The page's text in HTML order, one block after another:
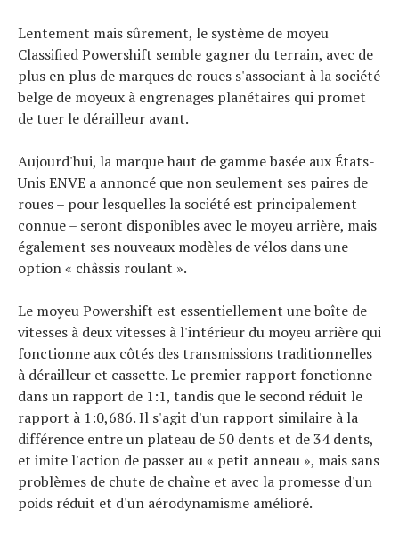
Lentement mais sûrement, le système de moyeu
Classified Powershift semble gagner du terrain, avec de
plus en plus de marques de roues s'associant à la société
belge de moyeux à engrenages planétaires qui promet
de tuer le dérailleur avant.
Aujourd'hui, la marque haut de gamme basée aux États-
Unis ENVE a annoncé que non seulement ses paires de
roues – pour lesquelles la société est principalement
connue – seront disponibles avec le moyeu arrière, mais
également ses nouveaux modèles de vélos dans une
option « châssis roulant ».
Le moyeu Powershift est essentiellement une boîte de
vitesses à deux vitesses à l'intérieur du moyeu arrière qui
fonctionne aux côtés des transmissions traditionnelles
à dérailleur et cassette. Le premier rapport fonctionne
dans un rapport de 1:1, tandis que le second réduit le
rapport à 1:0,686. Il s'agit d'un rapport similaire à la
différence entre un plateau de 50 dents et de 34 dents,
et imite l'action de passer au « petit anneau », mais sans
problèmes de chute de chaîne et avec la promesse d'un
poids réduit et d'un aérodynamisme amélioré.
Actualités
Tests de produits
Conseils
Tous nos articles
À propos